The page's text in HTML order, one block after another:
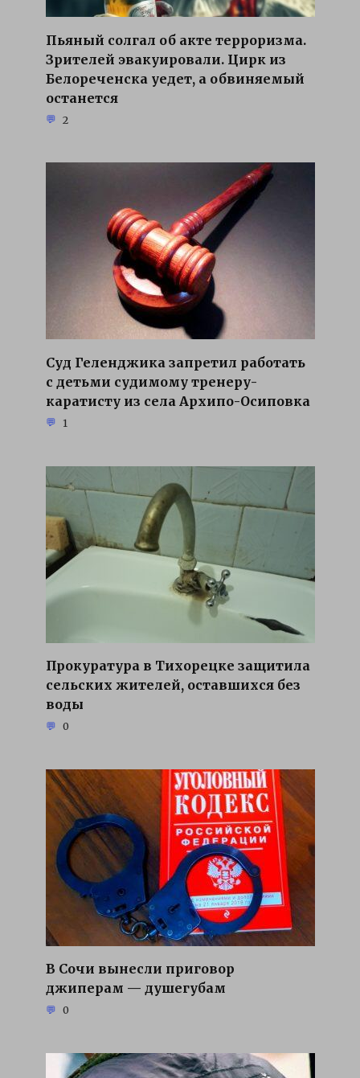
Пьяный солгал об акте терроризма.
Зрителей эвакуировали. Цирк из
Белореченска уедет, а обвиняемый
останется
2
Суд Геленджика запретил работать
с детьми судимому тренеру-
каратисту из села Архипо-Осиповка
1
Прокуратура в Тихорецке защитила
сельских жителей, оставшихся без
воды
0
В Сочи вынесли приговор
джиперам — душегубам
0